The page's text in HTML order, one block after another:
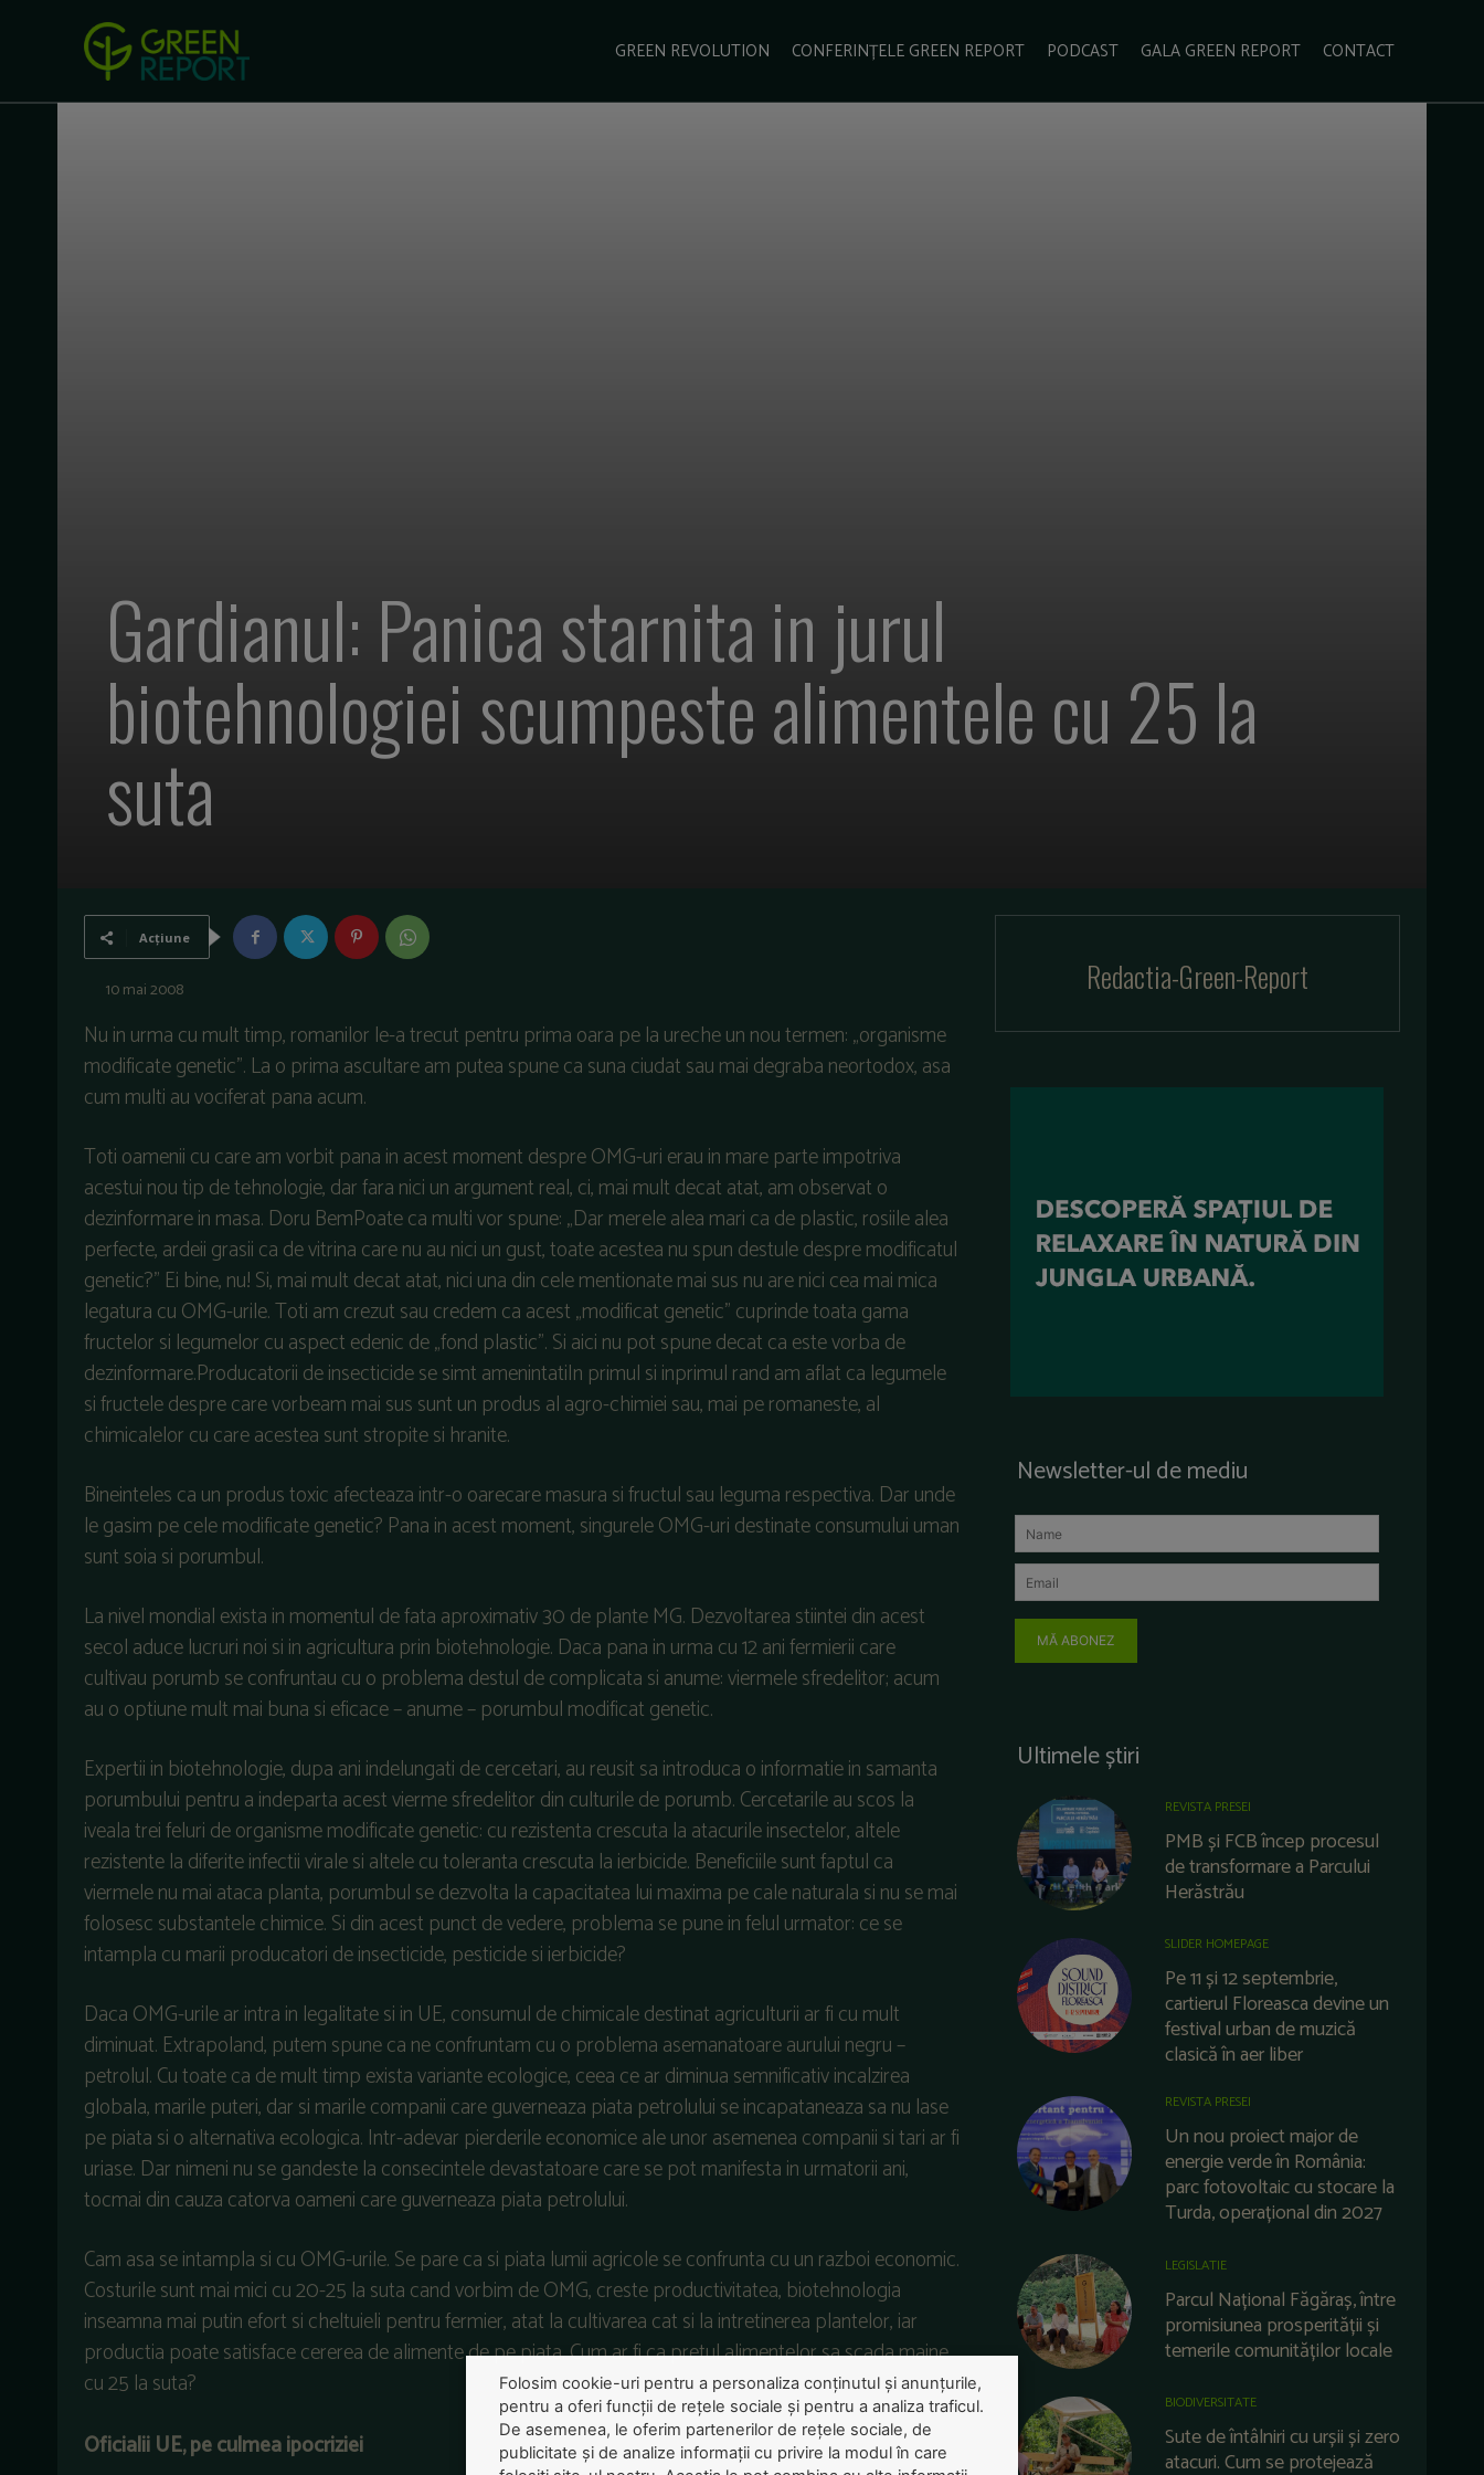
GREEN REVOLUTION CONFERINȚELE GREEN REPORT PODCAST GALA GREEN REPORT CONTACT
SCHIMBĂRI CLIMATICE
Gardianul: Panica starnita in jurul
biotehnologiei scumpeste alimentele cu 25 la
suta
Acțiune
10 mai 2008
Nu in urma cu mult timp, romanilor le-a trecut pentru prima oara pe la ureche un nou termen: „organisme
modificate genetic”. La o prima ascultare am putea spune ca suna ciudat sau mai degraba neortodox, asa
cum multi au vociferat pana acum.
Toti oamenii cu care am vorbit pana in acest moment despre OMG-uri erau in mare parte impotriva
acestui nou tip de tehnologie, dar fara nici un argument real, ci, mai mult decat atat, am observat o
dezinformare in masa. Doru BemPoate ca multi vor spune: „Dar merele alea mari ca de plastic, rosiile alea
perfecte, ardeii grasii ca de vitrina care nu au nici un gust, toate acestea nu spun destule despre modificatul
genetic?” Ei bine, nu! Si, mai mult decat atat, nici una din cele mentionate mai sus nu are nici cea mai mica
legatura cu OMG-urile. Toti am crezut sau credem ca acest „modificat genetic” cuprinde toata gama
fructelor si legumelor cu aspect edenic de „fond plastic”. Si aici nu pot spune decat ca este vorba de
dezinformare.Producatorii de insecticide se simt amenintatiIn primul si inprimul rand am aflat ca legumele
si fructele despre care vorbeam mai sus sunt un produs al agro-chimiei sau, mai pe romaneste, al
chimicalelor cu care acestea sunt stropite si hranite.
Bineinteles ca un produs toxic afecteaza intr-o oarecare masura si fructul sau leguma respectiva. Dar unde
le gasim pe cele modificate genetic? Pana in acest moment, singurele OMG-uri destinate consumului uman
sunt soia si porumbul.
La nivel mondial exista in momentul de fata aproximativ 30 de plante MG. Dezvoltarea stiintei din acest
secol aduce lucruri noi si in agricultura prin biotehnologie. Daca pana in urma cu 12 ani fermierii care
cultivau porumb se confruntau cu o problema destul de complicata si anume: viermele sfredelitor; acum
au o optiune mult mai buna si eficace – anume – porumbul modificat genetic.
Expertii in biotehnologie, dupa ani indelungati de cercetari, au reusit sa introduca o informatie in samanta
porumbului pentru a indeparta acest vierme sfredelitor din culturile de porumb. Cercetarile au scos la
iveala trei feluri de organisme modificate genetic: cu rezistenta crescuta la atacurile insectelor, altele
rezistente la diferite infectii virale si altele cu toleranta crescuta la ierbicide. Beneficiile sunt faptul ca
viermele nu mai ataca planta, porumbul se dezvolta la capacitatea lui maxima pe cale naturala si nu se mai
folosesc substantele chimice. Si din acest punct de vedere, problema se pune in felul urmator: ce se
intampla cu marii producatori de insecticide, pesticide si ierbicide?
Daca OMG-urile ar intra in legalitate si in UE, consumul de chimicale destinat agriculturii ar fi cu mult
diminuat. Extrapoland, putem spune ca ne confruntam cu o problema asemanatoare aurului negru –
petrolul. Cu toate ca de mult timp exista variante ecologice, ceea ce ar diminua semnificativ incalzirea
globala, marile puteri, dar si marile companii care guverneaza piata petrolului se incapataneaza sa nu lase
pe piata si o alternativa ecologica. Intr-adevar pierderile economice ale unor asemenea companii si tari ar fi
uriase. Dar nimeni nu se gandeste la consecintele devastatoare care se pot manifesta in urmatorii ani,
tocmai din cauza catorva oameni care guverneaza piata petrolului.
Cam asa se intampla si cu OMG-urile. Se pare ca si piata lumii agricole se confrunta cu un razboi economic.
Costurile sunt mai mici cu 20-25 la suta cand vorbim de OMG, creste productivitatea, biotehnologia
inseamna mai putin efort si cheltuieli pentru fermier, atat la cultivarea cat si la intretinerea plantelor, iar
productia poate satisface cererea de alimente de pe piata. Cum ar fi ca pretul alimentelor sa scada maine
cu 25 la suta?
Oficialii UE, pe culmea ipocriziei
Redactia-Green-Report
Newsletter-ul de mediu
MĂ ABONEZ
Ultimele știri
REVISTA PRESEI
PMB și FCB încep procesul
de transformare a Parcului
Herăstrău
SLIDER HOMEPAGE
Pe 11 și 12 septembrie,
cartierul Floreasca devine un
festival urban de muzică
clasică în aer liber
REVISTA PRESEI
Un nou proiect major de
energie verde în România:
parc fotovoltaic cu stocare la
Turda, operațional din 2027
LEGISLATIE
Parcul Național Făgăraș, între
promisiunea prosperității și
temerile comunităților locale
BIODIVERSITATE
Sute de întâlniri cu urșii și zero
atacuri. Cum se protejează
Folosim cookie-uri pentru a personaliza conținutul și anunțurile,
pentru a oferi funcții de rețele sociale și pentru a analiza traficul.
De asemenea, le oferim partenerilor de rețele sociale, de
publicitate și de analize informații cu privire la modul în care